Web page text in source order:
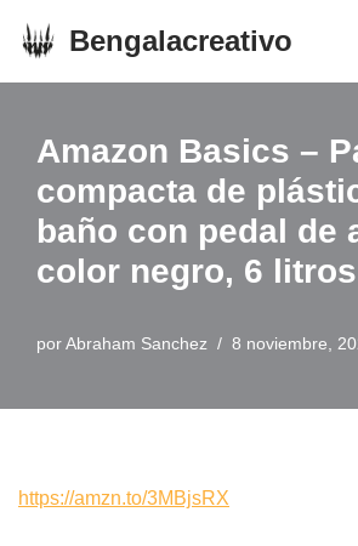
Bengalacreativo
Amazon Basics –
compacta de
baño con pedal de
color negro, 6 litros
porAbraham Sanchez 8 noviembre,
https://amzn.to/3MBjsRX